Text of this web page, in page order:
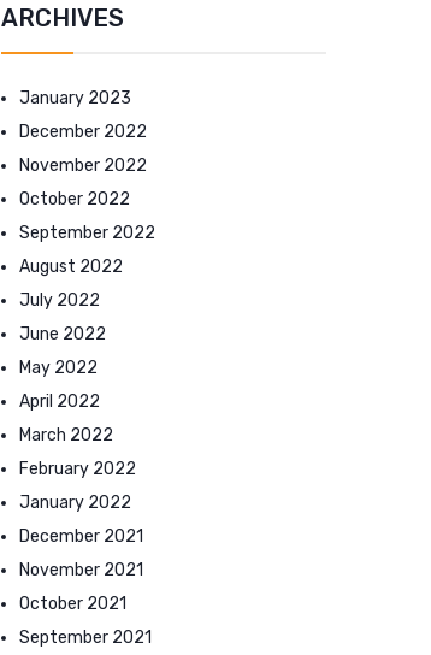
ARCHIVES
January 2023
December 2022
November 2022
October 2022
September 2022
August 2022
July 2022
June 2022
May 2022
April 2022
March 2022
February 2022
January 2022
December 2021
November 2021
October 2021
September 2021